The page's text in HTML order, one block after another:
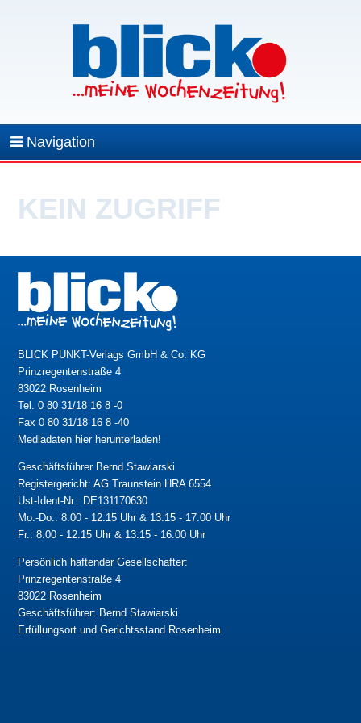
Navigation
KEIN ZUGRIFF
BLICK PUNKT-Verlags GmbH & Co. KG
Prinzregentenstraße 4
83022 Rosenheim
Tel. 0 80 31/18 16 8 -0
Fax 0 80 31/18 16 8 -40
Mediadaten hier herunterladen!
Geschäftsführer Bernd Stawiarski
Registergericht: AG Traunstein HRA 6554
Ust-Ident-Nr.: DE131170630
Mo.-Do.: 8.00 - 12.15 Uhr & 13.15 - 17.00 Uhr
Fr.: 8.00 - 12.15 Uhr & 13.15 - 16.00 Uhr
Persönlich haftender Gesellschafter:
Prinzregentenstraße 4
83022 Rosenheim
Geschäftsführer: Bernd Stawiarski
Erfüllungsort und Gerichtsstand Rosenheim